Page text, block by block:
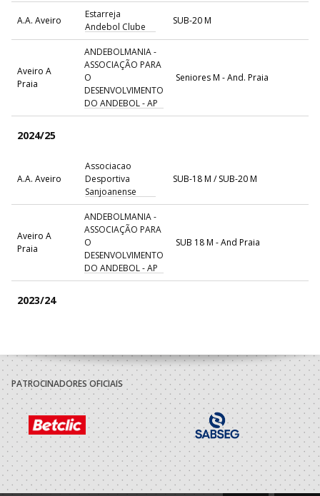
A.A. Aveiro
Estarreja
Andebol Clube
SUB-20 M
Aveiro A
Praia
ANDEBOLMANIA -
ASSOCIAÇÃO PARA
O
DESENVOLVIMENTO
DO ANDEBOL - AP
Seniores M - And. Praia
2024/25
A.A. Aveiro
Associacao
Desportiva
Sanjoanense
SUB-18 M / SUB-20 M
Aveiro A
Praia
ANDEBOLMANIA -
ASSOCIAÇÃO PARA
O
DESENVOLVIMENTO
DO ANDEBOL - AP
SUB 18 M - And Praia
2023/24
Sanjoanense
2022/23
A.A. Aveiro
Associacao
Desportiva
Sanjoanense
SUB-16 M / SUB-18 M
2021/22
PATROCINADORES OFICIAIS